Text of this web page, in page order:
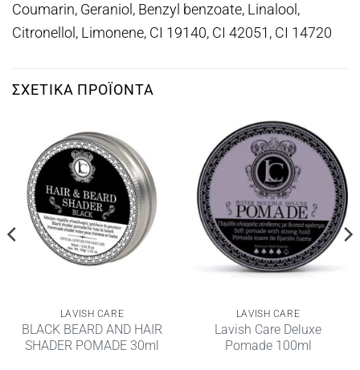
Coumarin, Geraniol, Benzyl benzoate, Linalool,
Citronellol, Limonene, CI 19140, CI 42051, CI 14720
ΣΧΕΤΙΚΆ ΠΡΟΪΌΝΤΑ
LAVISH CARE
BLACK BEARD AND HAIR
SHADER POMADE 30ml
LAVISH CARE
Lavish Care Deluxe
Pomade 100ml